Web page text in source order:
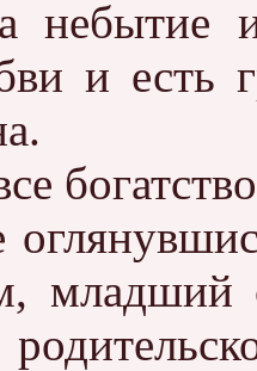
небытие
и есть